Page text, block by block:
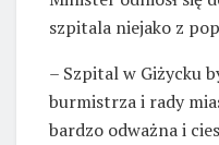
szpitala niejako z
– Szpital w Giżycku
burmistrza i rady
bardzo odważna i